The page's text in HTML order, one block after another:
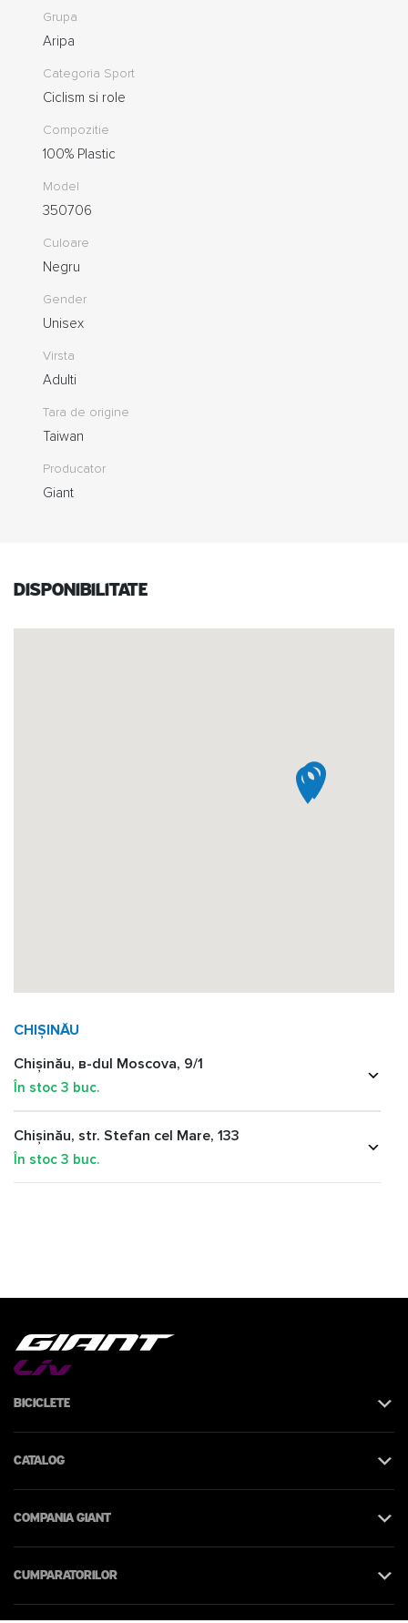
Grupa
Aripa
Categoria Sport
Ciclism si role
Compozitie
100% Plastic
Model
350706
Culoare
Negru
Gender
Unisex
Virsta
Adulti
Tara de origine
Taiwan
Producator
Giant
Disponibilitate
CHIȘINĂU
Chișinău, в-dul Moscova, 9/1
În stoc 3 buc.
Chișinău, str. Stefan cel Mare, 133
În stoc 3 buc.
Biciclete
Catalog
Compania Giant
Cumparatorilor